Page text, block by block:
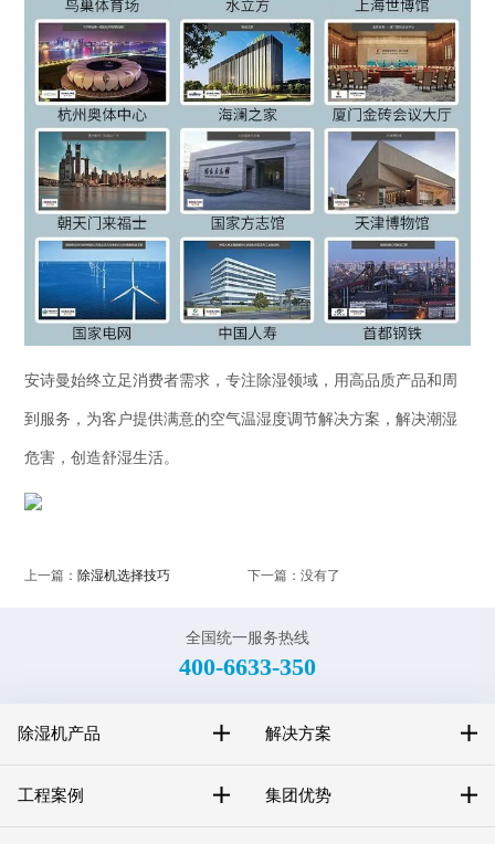
安诗曼始终立足消费者需求，专注除湿领域，用高品质产品和周
到服务，为客户提供满意的空气温湿度调节解决方案，解决潮湿
危害，创造舒湿生活。
上一篇：除湿机选择技巧 下一篇：没有了
全国统一服务热线
400-6633-350
除湿机产品 解决方案
工程案例 集团优势